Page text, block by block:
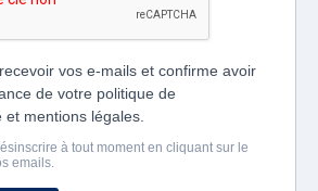
vos e-mails et confirme avoir
de votre politique de
et mentions légales.
à tout moment en cliquant sur le
emails.